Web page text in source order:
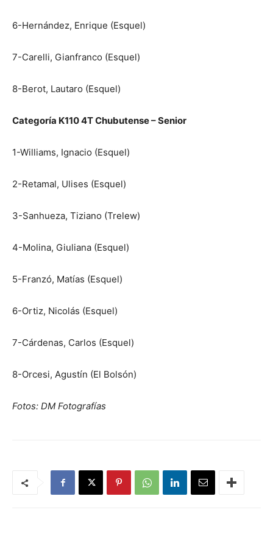
6-Hernández, Enrique (Esquel)
7-Carelli, Gianfranco (Esquel)
8-Berot, Lautaro (Esquel)
Categoría K110 4T Chubutense – Senior
1-Williams, Ignacio (Esquel)
2-Retamal, Ulises (Esquel)
3-Sanhueza, Tiziano (Trelew)
4-Molina, Giuliana (Esquel)
5-Franzó, Matías (Esquel)
6-Ortiz, Nicolás (Esquel)
7-Cárdenas, Carlos (Esquel)
8-Orcesi, Agustín (El Bolsón)
Fotos: DM Fotografías